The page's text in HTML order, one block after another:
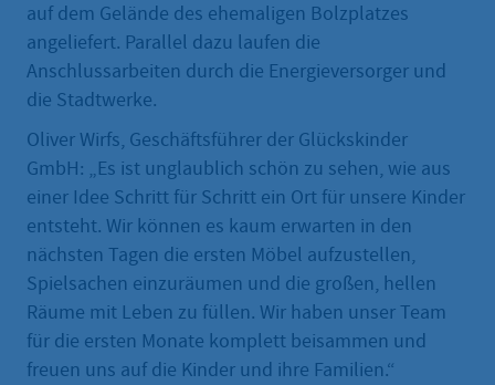
auf dem Gelände des ehemaligen Bolzplatzes
angeliefert. Parallel dazu laufen die
Anschlussarbeiten durch die Energieversorger und
die Stadtwerke.
Oliver Wirfs, Geschäftsführer der Glückskinder
GmbH: „Es ist unglaublich schön zu sehen, wie aus
einer Idee Schritt für Schritt ein Ort für unsere Kinder
entsteht. Wir können es kaum erwarten in den
nächsten Tagen die ersten Möbel aufzustellen,
Spielsachen einzuräumen und die großen, hellen
Räume mit Leben zu füllen. Wir haben unser Team
für die ersten Monate komplett beisammen und
freuen uns auf die Kinder und ihre Familien.“